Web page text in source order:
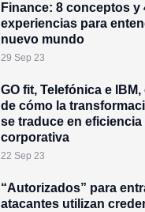
Finance: 8 conceptos y
experiencias para
nuevo mundo
29 Sep 23
GO fit, Telefónica e
de cómo la
se traduce en eficiencia
corporativa
22 Sep 23
“Autorizados” para
atacantes utilizan